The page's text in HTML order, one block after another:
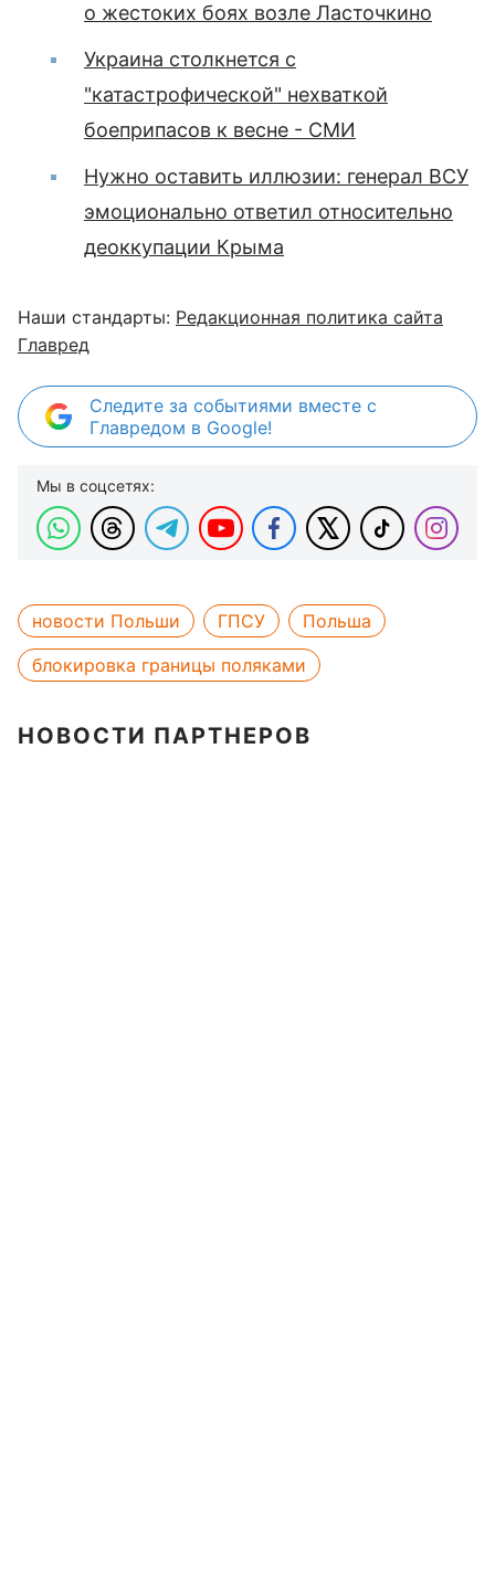
о жестоких боях возле Ласточкино
Украина столкнется с
"катастрофической" нехваткой
боеприпасов к весне - СМИ
Нужно оставить иллюзии: генерал ВСУ
эмоционально ответил относительно
деоккупации Крыма
Наши стандарты: Редакционная политика сайта
Главред
Следите за событиями вместе с
Главредом в Google!
Мы в соцсетях:
новости Польши ГПСУ
Польша
блокировка границы поляками
НОВОСТИ ПАРТНЕРОВ